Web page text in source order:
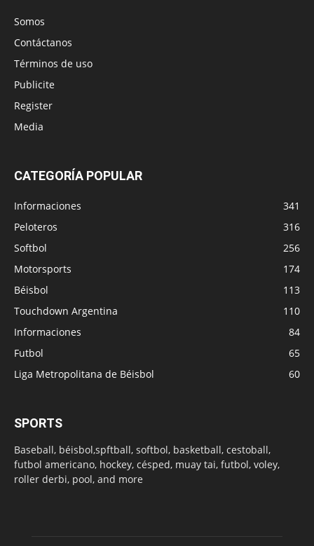
Somos
Contáctanos
Términos de uso
Publicite
Register
Media
CATEGORÍA POPULAR
Informaciones
341
Peloteros
316
Softbol
256
Motorsports
174
Béisbol
113
Touchdown Argentina
110
Informaciones
84
Futbol
65
Liga Metropolitana de Béisbol
60
SPORTS
Baseball, béisbol,spftball, softbol, basketball, cestoball,
futbol americano, hockey, césped, muay tai, futbol, voley,
roller derbi, pool, and more